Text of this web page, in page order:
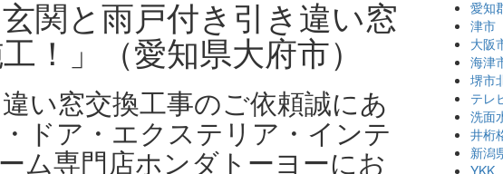
関と雨戸付き引き違い窓
！」（愛知県大府市）
い窓交換工事のご依頼誠にあ
ドア・エクステリア・インテ
ム専門店ホンダトーヨーにお
愛知
津市
大阪
海津
堺市
テレ
洗面
井桁
新潟
YKK